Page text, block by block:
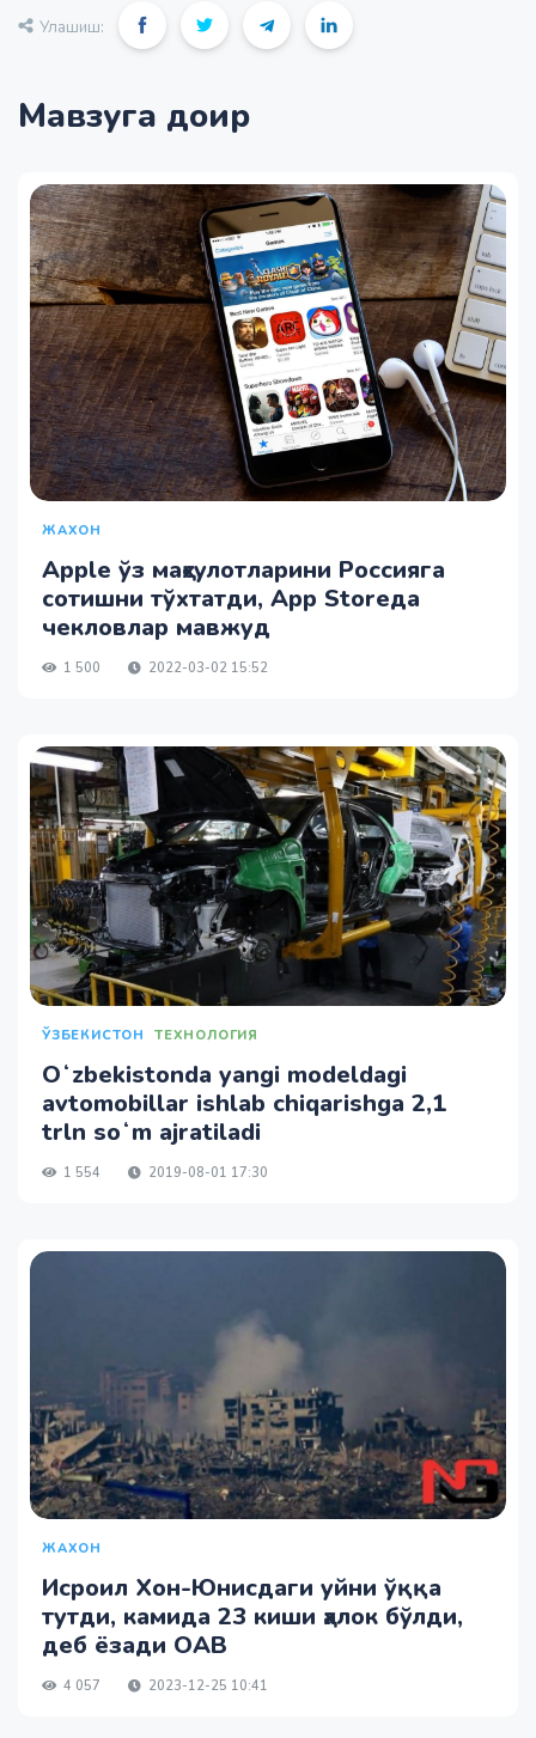
Улашиш:
Мавзуга доир
ЖАХОН
Apple ўз маҳсулотларини Россияга
сотишни тўхтатди, App Storeда
чекловлар мавжуд
1 500 2022-03-02 15:52
ЎЗБЕКИСТОН ТЕХНОЛОГИЯ
Oʻzbekistonda yangi modeldagi
avtomobillar ishlab chiqarishga 2,1
trln soʻm ajratiladi
1 554 2019-08-01 17:30
ЖАХОН
Исроил Хон-Юнисдаги уйни ўққа
тутди, камида 23 киши ҳалок бўлди,
деб ёзади ОАВ
4 057 2023-12-25 10:41